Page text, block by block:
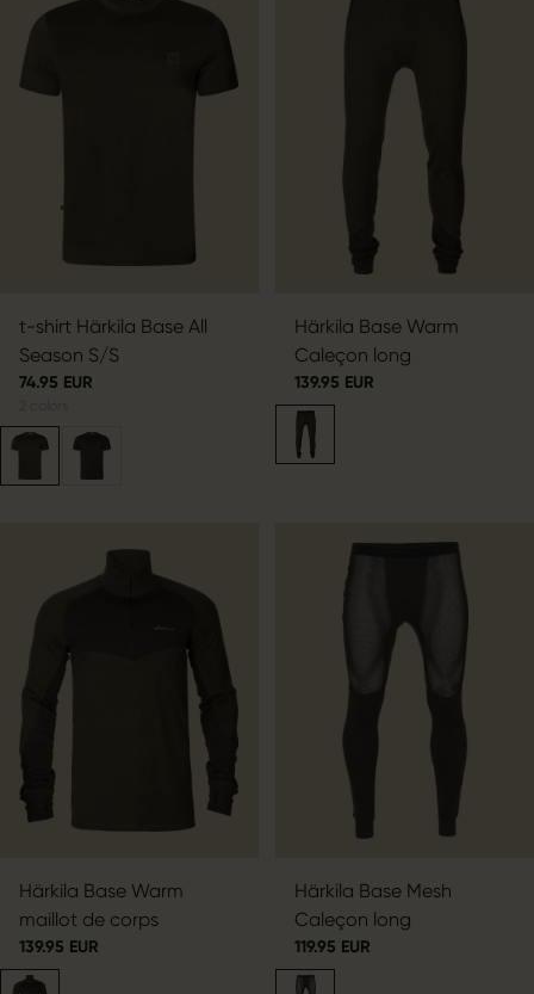
t-shirt Härkila Base All
Season S/S
74.95 EUR
Härkila Base Warm
Caleçon long
139.95 EUR
Härkila Base Warm
maillot de corps
139.95 EUR
Härkila Base Mesh
Caleçon long
119.95 EUR